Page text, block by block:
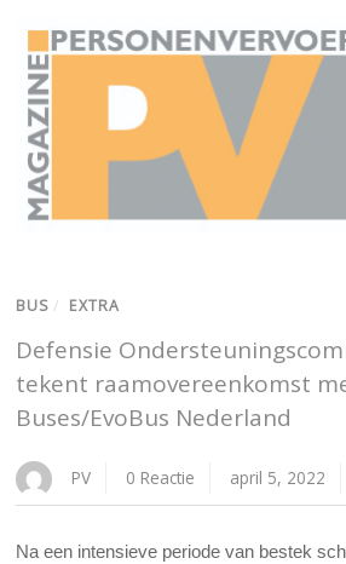
BUS / EXTRA
Defensie
tekent raamovereenkomst
Buses/EvoBus Nederland
PV 0 Reactie april 5, 2022
Na een intensieve periode van bestek